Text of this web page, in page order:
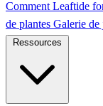
Comment Leaftide
de plantes Galerie de
Ressources